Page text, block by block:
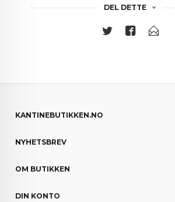
DEL DETTE
KANTINEBUTIKKEN.NO
NYHETSBREV
OM BUTIKKEN
DIN KONTO